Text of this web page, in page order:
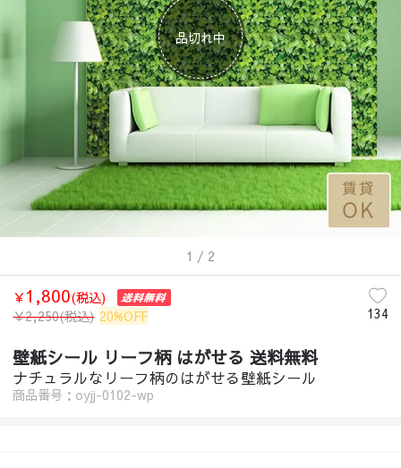
品切れ中
1 / 2
￥1,800(税込)
￥2,250(税込) 20%OFF 134
壁紙シール リーフ柄 はがせる 送料無料
ナチュラルなリーフ柄のはがせる壁紙シール
商品番号：oyjj-0102-wp